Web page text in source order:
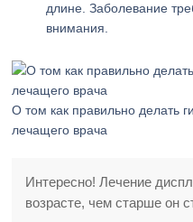
длине. Заболевание
внимания.
О том как правильно делать
лечащего врача
Интересно! Лечение
возрасте, чем старше он